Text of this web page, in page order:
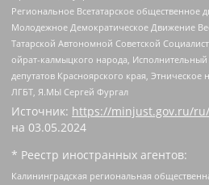
Региональное Всетатарское общественное
Молодежное Демократическое Движение
Татарской Автономной Советской
ойрат-калмыцкого народа, Исполнительный
депутатов Красноярского края,
ЛГБТ, Я.МЫ Сергей Фургал
Источник: https://minjust.gov.ru/
на 03.05.2024
* Реестр иностранных агентов:
Калининградская региональная общественная организация "Экозащита!-Женсовет", Фонд содействия защите прав и свобод граждан "Общественный вердикт", Фонд "Институт Развития Свободы Информации", Частное учреждение "Информационное агентство МЕМО. РУ", Региональная общественная организация "Общественная комиссия по сохранению наследия академика Сахарова", Фонд поддержки свободы прессы, Санкт-Петербургская общественная правозащитная организация "Гражданский контроль", Межрегиональная общественная организация "Информационно-просветительский центр "Мемориал", Региональный Фонд "Центр Защиты Прав Средств Массовой Информации", с 05.12.2023 Фонд "Центр Защиты Прав Средств массовой информации", Региональная общественная благотворительная организация помощи беженцам и мигрантам "Гражданское содействие", Негосударственное образовательное учреждение дополнительного профессионального образования (повышение квалификации) специалистов "АКАДЕМИЯ ПО ПРАВАМ ЧЕЛОВЕКА", Свердловская региональная общественная организация "Сутяжник", Автономная некоммерческая организация "Центр независимых социологических исследований", Союз общественных объединений "Российский исследовательский центр по правам человека", Региональное общественное учреждение научно-информационный центр "МЕМОРИАЛ", Некоммерческая организация "Фонд защиты гласности", Автономная некоммерческая организация "Институт прав человека", Городская общественная организация "Екатеринбургское общество "МЕМОРИАЛ", Городская общественная организация "Рязанское историко-просветительское и правозащитное общество "Мемориал" (Рязанский Мемориал), Челябинский региональный орган общественной самодеятельности – женское общественное объединение "Женщины Евразии", Челябинский региональный орган общественной самодеятельности "Уральская правозащитная группа", Фонд содействия защите здоровья и социальной справедливости имени Андрея Рылькова, Автономная Некоммерческая Организация "Аналитический Центр Юрия Левады", Автономная некоммерческая организация социальной поддержки населения "Проект Апрель", Региональная общественная организация помощи женщинам и детям, находящимся в кризисной ситуации "Информационно-методический центр "Анна", Фонд содействия развитию массовых коммуникаций и правовому просвещению "Так-так-Так", Фонд содействия устойчивому развитию "Серебряная тайга", Свердловский региональный общественный фонд социальных проектов "Новое время", "Idel.Реалии", Кавказ.Реалии, Крым.Реалии, Телеканал Настоящее Время, Татаро-башкирская служба Радио Свобода (Azatliq Radiosi), Радио Свободная Европа/Радио Свобода (PCE/PC), "Сибирь.Реалии", "Фактограф", Благотворительный фонд помощи осужденным и их семьям, Автономная некоммерческая организация "Институт глобализации и социальных движений", Фонд "В защиту прав заключенных", Частное учреждение "Центр поддержки и содействия развитию средств массовой информации", Пензенский региональный общественный благотворительный фонд "Гражданский союз", "Север.Реалии", Некоммерческая организация Фонд "Правовая инициатива", Общество с ограниченной ответственностью "Радио Свободная Европа/Радио Свобода", Чешское информационное агентство "MEDIUM-ORIENT", Красноярская региональная общественная организация "Мы против СПИДа", Камалягин Денис Николаевич, Маркелов Сергей Евгеньевич, Пономарев Лев Александрович, Савицкая Людмила Алексеевна, Автономная некоммерческая организация "Центр по работе с проблемой насилия "НАСИЛИЮ.НЕТ", Межрегиональный профессиональный союз работников здравоохранения "Альянс врачей", Юридическое лицо, зарегистрированное в Латвийской Республике, SIA "Medusa Project" (регистрационный номер 40103797863, дата регистрации 10.06.2014), Некоммерческая организация "Фонд по борьбе с коррупцией", Автономная некоммерческая организация "Институт права и публичной политики", Баданин Роман Сергеевич, Гликин Максим Александрович, Железнова Мария Михайловна, Лукьянова Юлия Сергеевна, Маетная Елизавета Витальевна, Маняхин Петр Борисович, Чуракова Ольга Владимировна, Ярош Юлия Петровна, Юридическое лицо "The Insider SIA", зарегистрированное в Риге, Латвийская Республика (дата регистрации 26.06.2015), являющееся администратором доменного имени интернет-издания "The Insider SIA", https://theins.ru, Постернак Алексей Евгеньевич, Рубин Михаил Аркадьевич, Анин Роман Александрович, Юридическое лицо Istories fonds, зарегистрированное в Латвийской Республике (регистрационный номер 50008295751, дата регистрации 24.02.2020), Великовский Дмитрий Александрович, Долинина Ирина Николаевна, Мароховская Алеся Алексеевна, Шлейнов Роман Юрьевич, Шмагун Олеся Валентиновна, Общество с ограниченной ответственностью "Альтаир 2021", Общество с ограниченной ответственностью "Вега 2021", Общество с ограниченной ответственностью "Главный редактор 2021", Общество с ограниченной ответственностью "Ромашки монолит", Важенков Артем Валерьевич, Ивановская областная общественная организация "Центр гендерных исследований", Гурман Юрий Альбертович, Медиапроект "ОВД-Инфо", Егоров Владимир Владимирович, Жилинский Владимир Александрович, Общество с ограниченной ответственностью "ЗП", Иванова София Юрьевна, Карезина Инна Павловна, Кильтау Екатерина Викторовна, Петров Алексей Викторович, Пискунов Сергей Евгеньевич, Смирнов Сергей Сергеевич, Тихонов Михаил Сергеевич, Общество с ограниченной ответственностью "ЖУРНАЛИСТ-ИНОСТРАННЫЙ АГЕНТ", Арапова Галина Юрьевна, Вольтская Татьяна Анатольевна, Американская компания "Mason G.E.S. Anonymous Foundation" (США), являющаяся владельцем интернет-издания https://mnews.world/, Компания "Stichting Bellingcat", зарегистрированная в Нидерландах (дата регистрации 11.07.2018), Захаров Андрей Вячеславович, Клепиковская Екатерина Дмитриевна, Общество с ограниченной ответственностью "МЕМО", Перл Роман Александрович, Симонов Евгений Алексеевич, Соловьева Елена Анатольевна, Сотников Даниил Владимирович, Сурначева Елизавета Дмитриевна, Автономная некоммерческая организация по защите прав человека и информированию населения